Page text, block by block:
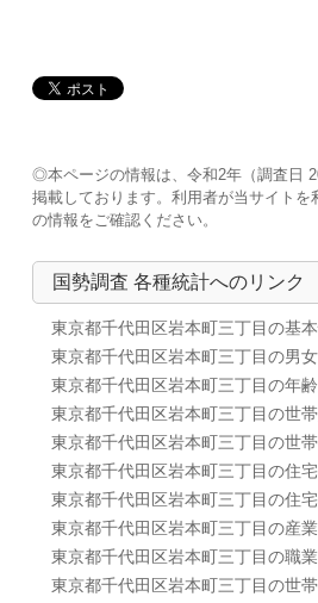
◎本ページの情報は、令和2年（調査日
掲載しております。利用者が当サイト
の情報をご確認ください。
国勢調査 各種統計へのリンク
東京都千代田区岩本町三丁目の基
東京都千代田区岩本町三丁目の男
東京都千代田区岩本町三丁目の年
東京都千代田区岩本町三丁目の世
東京都千代田区岩本町三丁目の世
東京都千代田区岩本町三丁目の住
東京都千代田区岩本町三丁目の住
東京都千代田区岩本町三丁目の産
東京都千代田区岩本町三丁目の職
東京都千代田区岩本町三丁目の世